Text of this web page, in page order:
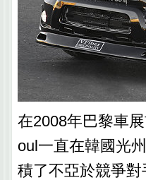
在2008年巴黎車
oul一直在韓國光
積了不亞於競爭